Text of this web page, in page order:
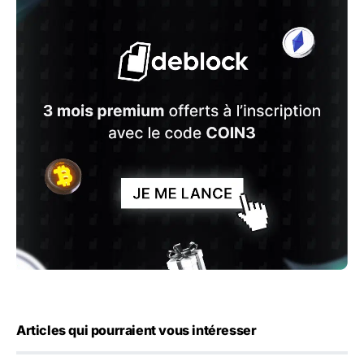
Articles qui pourraient vous intéresser